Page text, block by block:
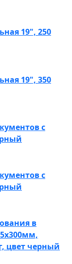
19", 250
19", 350
с
с
в
цвет черный